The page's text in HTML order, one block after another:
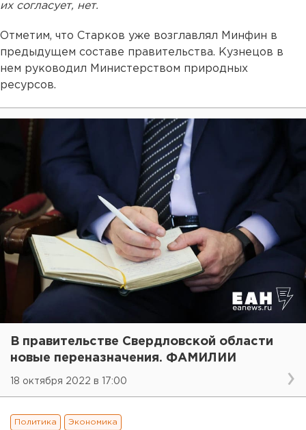
их согласует, нет.
Отметим, что Старков уже возглавлял Минфин в
предыдущем составе правительства. Кузнецов в
нем руководил Министерством природных
ресурсов.
В правительстве Свердловской области
новые переназначения. ФАМИЛИИ
18 октября 2022 в 17:00
Политика Экономика